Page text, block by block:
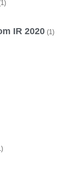
IR 2020 (1)